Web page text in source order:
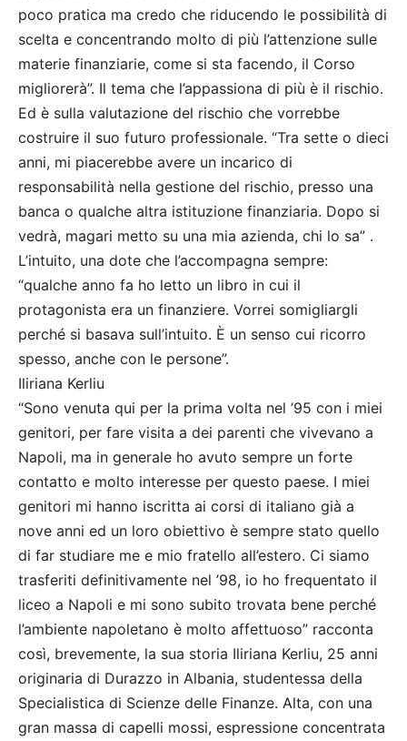
poco pratica ma credo che riducendo le possibilità di
scelta e concentrando molto di più l’attenzione sulle
materie finanziarie, come si sta facendo, il Corso
migliorerà”. Il tema che l’appassiona di più è il rischio.
Ed è sulla valutazione del rischio che vorrebbe
costruire il suo futuro professionale. “Tra sette o dieci
anni, mi piacerebbe avere un incarico di
responsabilità nella gestione del rischio, presso una
banca o qualche altra istituzione finanziaria. Dopo si
vedrà, magari metto su una mia azienda, chi lo sa” .
L’intuito, una dote che l’accompagna sempre:
“qualche anno fa ho letto un libro in cui il
protagonista era un finanziere. Vorrei somigliargli
perché si basava sull’intuito. È un senso cui ricorro
spesso, anche con le persone”.
Iliriana Kerliu
“Sono venuta qui per la prima volta nel ’95 con i miei
genitori, per fare visita a dei parenti che vivevano a
Napoli, ma in generale ho avuto sempre un forte
contatto e molto interesse per questo paese. I miei
genitori mi hanno iscritta ai corsi di italiano già a
nove anni ed un loro obiettivo è sempre stato quello
di far studiare me e mio fratello all’estero. Ci siamo
trasferiti definitivamente nel ’98, io ho frequentato il
liceo a Napoli e mi sono subito trovata bene perché
l’ambiente napoletano è molto affettuoso” racconta
così, brevemente, la sua storia Iliriana Kerliu, 25 anni
originaria di Durazzo in Albania, studentessa della
Specialistica di Scienze delle Finanze. Alta, con una
gran massa di capelli mossi, espressione concentrata